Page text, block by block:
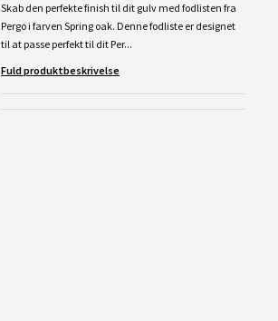
Skab den perfekte finish til dit gulv med fodlisten fra
Pergo i farven Spring oak. Denne fodliste er designet
til at passe perfekt til dit Per...
Fuld produktbeskrivelse